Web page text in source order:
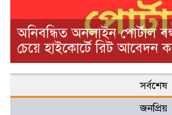
অনিবন্ধিত অনলাইন পোর্টাল
চেয়ে হাইকোর্টে রিট আবেদন
সর্বশেষ
জনপ্রিয়